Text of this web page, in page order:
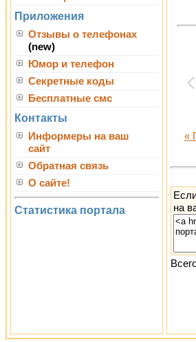
Приложения
Отзывы о телефонах
(new)
Юмор и телефон
Секретные коды
Бесплатные смс
Контакты
Информеры на ваш
сайт
Обратная связь
О сайте!
Статистика портала
«
на